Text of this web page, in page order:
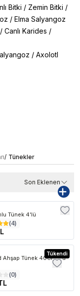
Bitki / Zemin Bitki /
/ Elma Salyangoz
/ Canlı Karides /
/ Axolotl
/ Tünekler
Son Eklenen
Tünek 4'lü
(4)
Tükendi
Ahşap Tünek 40Cm 4lü
(0)